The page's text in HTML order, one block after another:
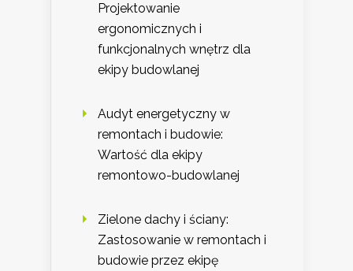
Projektowanie
ergonomicznych i
funkcjonalnych wnętrz dla
ekipy budowlanej
Audyt energetyczny w
remontach i budowie:
Wartość dla ekipy
remontowo-budowlanej
Zielone dachy i ściany:
Zastosowanie w remontach i
budowie przez ekipę